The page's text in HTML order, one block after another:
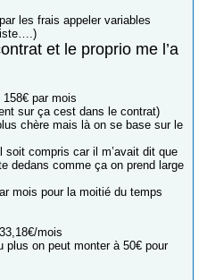
les frais appeler variables
et le proprio me l’a
par mois
sur ça cest dans le contrat)
chère mais là on se base sur le
compris car il m’avait dit que
dedans comme ça on prend large
mois pour la moitié du temps
mois
plus on peut monter à 50€ pour